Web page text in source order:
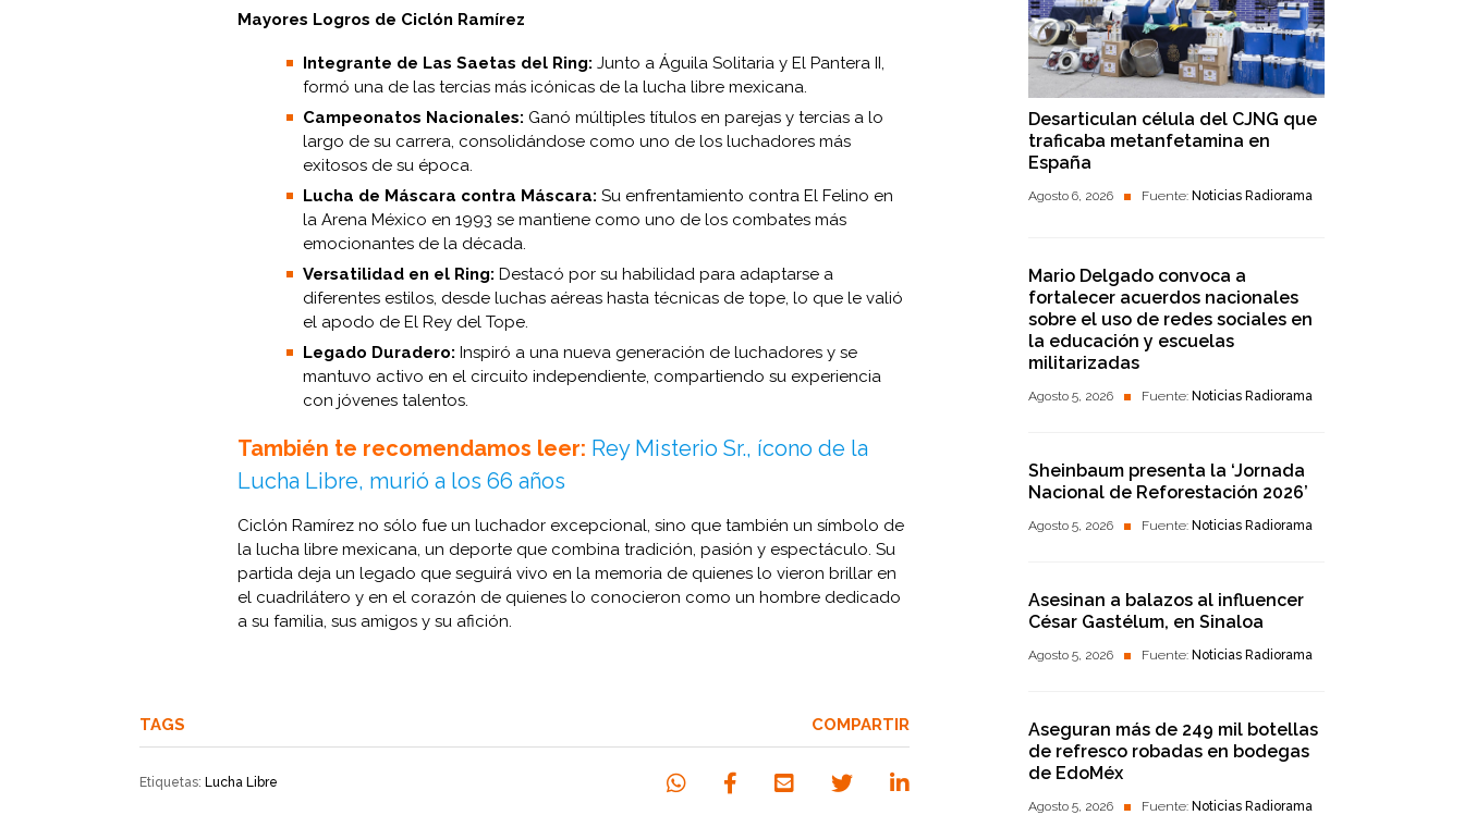
Mayores Logros de Ciclón Ramírez
Integrante de Las Saetas del Ring: Junto a Águila Solitaria y El Pantera II,
formó una de las tercias más icónicas de la lucha libre mexicana.
Campeonatos Nacionales: Ganó múltiples títulos en parejas y tercias a lo
largo de su carrera, consolidándose como uno de los luchadores más
exitosos de su época.
Lucha de Máscara contra Máscara: Su enfrentamiento contra El Felino en
la Arena México en 1993 se mantiene como uno de los combates más
emocionantes de la década.
Versatilidad en el Ring: Destacó por su habilidad para adaptarse a
diferentes estilos, desde luchas aéreas hasta técnicas de tope, lo que le valió
el apodo de El Rey del Tope.
Legado Duradero: Inspiró a una nueva generación de luchadores y se
mantuvo activo en el circuito independiente, compartiendo su experiencia
con jóvenes talentos.
También te recomendamos leer: Rey Misterio Sr., ícono de la
Lucha Libre, murió a los 66 años
Ciclón Ramírez no sólo fue un luchador excepcional, sino que también un símbolo de
la lucha libre mexicana, un deporte que combina tradición, pasión y espectáculo. Su
partida deja un legado que seguirá vivo en la memoria de quienes lo vieron brillar en
el cuadrilátero y en el corazón de quienes lo conocieron como un hombre dedicado
a su familia, sus amigos y su afición.
TAGS
Etiquetas: Lucha Libre
COMPARTIR
Desarticulan célula del CJNG que
traficaba metanfetamina en
España
Agosto 6, 2026 Fuente: Noticias Radiorama
Mario Delgado convoca a
fortalecer acuerdos nacionales
sobre el uso de redes sociales en
la educación y escuelas
militarizadas
Agosto 5, 2026 Fuente: Noticias Radiorama
Sheinbaum presenta la ‘Jornada
Nacional de Reforestación 2026’
Agosto 5, 2026 Fuente: Noticias Radiorama
Asesinan a balazos al influencer
César Gastélum, en Sinaloa
Agosto 5, 2026 Fuente: Noticias Radiorama
Aseguran más de 249 mil botellas
de refresco robadas en bodegas
de EdoMéx
Agosto 5, 2026 Fuente: Noticias Radiorama